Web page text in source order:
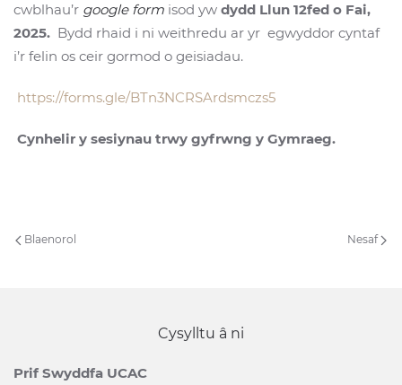
cwblhau’r google form isod yw dydd Llun 12fed o Fai,
2025. Bydd rhaid i ni weithredu ar yr egwyddor cyntaf
i’r felin os ceir gormod o geisiadau.
https://forms.gle/BTn3NCRSArdsmczs5
Cynhelir y sesiynau trwy gyfrwng y Gymraeg.
Blaenorol Nesaf
Cysylltu â ni
Prif Swyddfa UCAC